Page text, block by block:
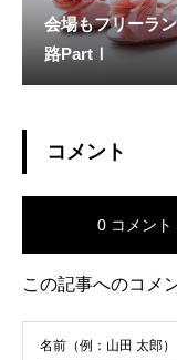
会場もフリーラ
路PartⅠ
コメント
0 コメント
この記事へのコメ
名前（例：山田 太郎）